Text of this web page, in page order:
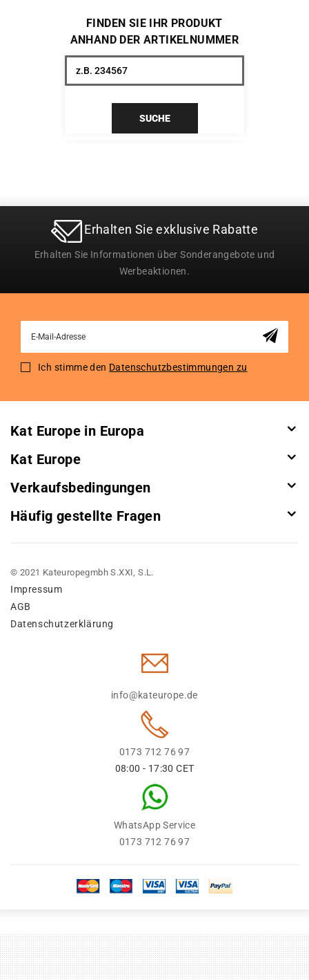
FINDEN SIE IHR PRODUKT
ANHAND DER ARTIKELNUMMER
SUCHE
Erhalten Sie exklusive Rabatte
Erhalten Sie Informationen über Sonderangebote und
Werbeaktionen.
for
Ich stimme den Datenschutzbestimmungen zu
Kat Europe in Europa
Kat Europe
Verkaufsbedingungen
Häufig gestellte Fragen
© 2021 Kateuropegmbh S.XXI, S.L.
Impressum
AGB
Datenschutzerklärung
info@kateurope.de
0173 712 76 97
08:00 - 17:30 CET
WhatsApp Service
0173 712 76 97